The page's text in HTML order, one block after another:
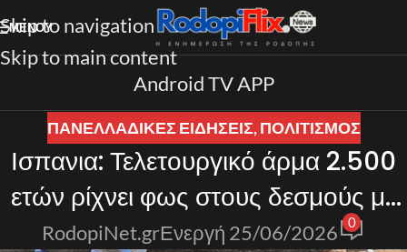
Skip to navigation
Skip to main content
ΜΕΝΟΎ
Android TV APP
ΠΑΝΕΛΛΑΔΙΚΈΣ ΕΙΔΉΣΕΙΣ,ΠΟΛΙΤΙΣΜΟΣ
Ισπανια: Τελετουργικό άρμα 2.500
ετών ρίχνει φως στους δεσμούς με
την αρχαία Ελλάδα
RodopiNet.grΕνεργή 25/06/2026 0